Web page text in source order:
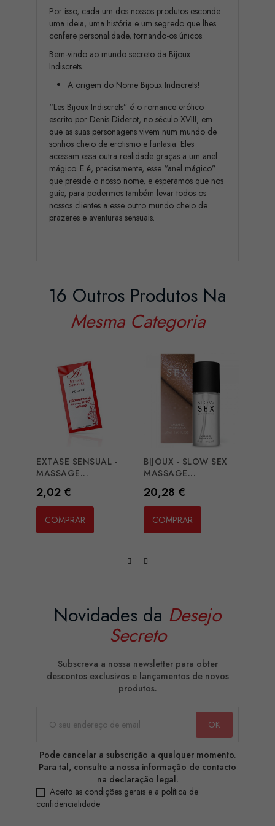
Por isso, cada um dos nossos produtos esconde
uma ideia, uma história e um segredo que lhes
confere personalidade, tornando-os únicos.
Bem-vindo ao mundo secreto da Bijoux
Indiscrets.
A origem do Nome Bijoux Indiscrets!
“Les Bijoux Indiscrets” é o romance erótico
escrito por Denis Diderot, no século XVIII, em
que as suas personagens vivem num mundo de
sonhos cheio de erotismo e fantasia. Eles
acessam essa outra realidade graças a um anel
mágico. E é, precisamente, esse “anel mágico”
que preside o nosso nome, e esperamos que nos
guie, para podermos também levar todos os
nossos clientes a esse outro mundo cheio de
prazeres e aventuras sensuais.
16 Outros Produtos Na
Mesma Categoria
EXTASE SENSUAL -
MASSAGE...
Preço
2,02 €
COMPRAR
BIJOUX - SLOW SEX
MASSAGE...
Preço
20,28 €
COMPRAR
Novidades da Desejo
Secreto
Subscreva a nossa newsletter para obter
descontos exclusivos e lançamentos de novos
produtos.
Pode cancelar a subscrição a qualquer momento.
Para tal, consulte a nossa informação de contacto
na declaração legal.
Aceito as condições gerais e a política de
confidencialidade